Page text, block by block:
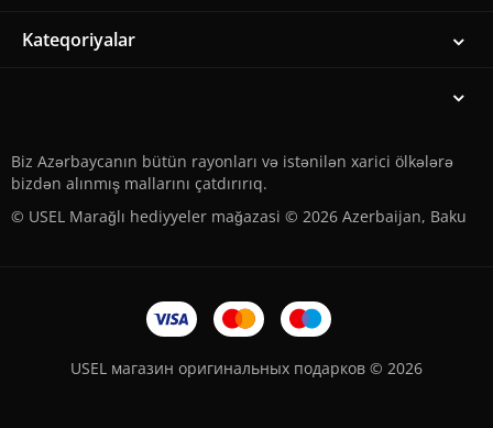
Kateqoriyalar
Biz Azərbaycanın bütün rayonları və istənilən xarici ölkələrə
bizdən alınmış mallarını çatdırırıq.
© USEL Marağlı hediyyeler mağazasi © 2026 Azerbaijan, Baku
USEL магазин оригинальных подарков © 2026